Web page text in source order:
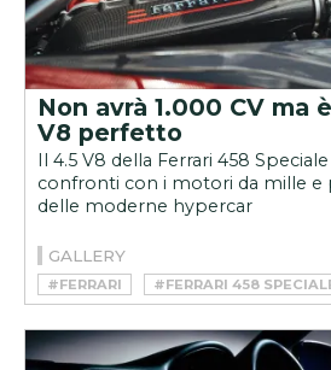
Non avrà 1.000 CV ma
V8 perfetto
Il 4.5 V8 della Ferrari 458
confronti con i motori da mille e
delle moderne hypercar
GALLERY
#FERRARI #FERRARI 458